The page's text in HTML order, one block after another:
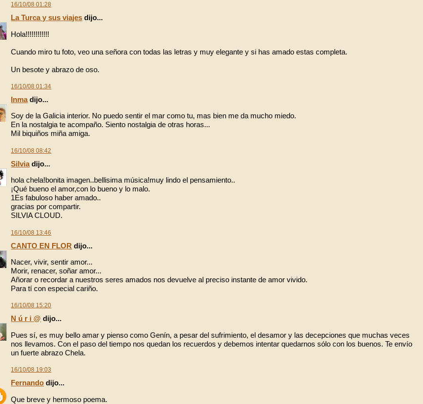
16/10/08 01:28
La Turca y sus viajes dijo...
Hola!!!!!!!!!!!!
Cuando miro tu foto, veo una señora con todas las letras y muy elegante y si has amado estas completa.
Un besote y abrazo de oso.
16/10/08 01:34
Inmadijo...
Soy de la Galicia interior. No puedo sentir el mar como tu, mas bien me da mucho miedo.
En la nostalgia te acompaño. Siento nostalgia de otras horas...
Mil biquiños miña amiga.
16/10/08 08:42
Silviadijo...
hola chela!bonita imagen..bellisima música!muy lindo el pensamiento..
¡Qué bueno el amor,con lo bueno y lo malo.
1Es fabuloso haber amado..
gracias por compartir.
SILVIA CLOUD.
16/10/08 13:46
CANTO EN FLOR dijo...
Nacer, vivir, sentir amor...
Morir, renacer, soñar amor...
Añorar o recordar a nuestros seres amados nos devuelve al preciso instante de amor vivido.
Para tí con especial cariño.
16/10/08 15:20
N ú r i @ dijo...
Pues sí, es muy bello amar y pienso como Genín, a pesar del sufrimiento, el desamor y las decepciones que muchas veces
nos llevamos. Con el paso del tiempo nos quedan los recuerdos y debemos intentar quedarnos sólo con los buenos. Te envío
un fuerte abrazo Chela.
16/10/08 19:03
Fernando dijo...
Que breve y hermoso poema.